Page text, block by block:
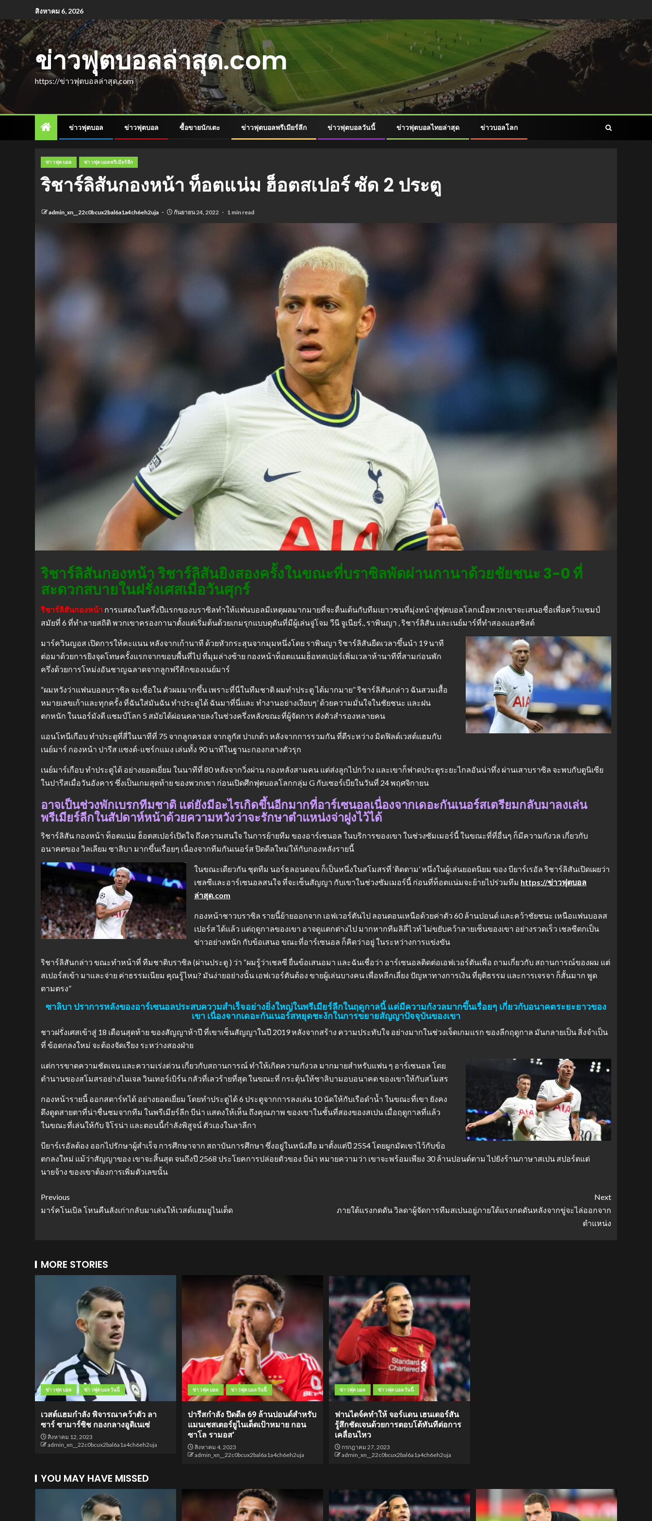
สิงหาคม 6, 2026
ข่าวฟุตบอลล่าสุด.com
https://ข่าวฟุตบอลล่าสุด.com
ข่าวฟุตบอล ข่าวฟุตบอล ซื้อขายนักเตะ ข่าวฟุตบอลพรีเมียร์ลีก ข่าวฟุตบอลวันนี้ ข่าวฟุตบอลไทยล่าสุด ข่าวบอลโลก
ข่าวฟุตบอล ข่าวฟุตบอลพรีเมียร์ลีก
ริชาร์ลิสันกองหน้า ท็อตแน่ม ฮ็อตสเปอร์ ซัด 2 ประตู
admin_xn__22c0bcux2bal6a1a4ch6eh2uja กันยายน 24, 2022 1 min read
ริชาร์ลิสันกองหน้า ริชาร์ลิสันยิงสองครั้งในขณะที่บราซิลพัดผ่านกานาด้วยชัยชนะ 3-0 ที่
สะดวกสบายในฝรั่งเศสเมื่อวันศุกร์
ริชาร์ลิสันกองหน้า การแสดงในครึ่งปีแรกของบราซิลทำให้แฟนบอลมีเหตุผลมากมายที่จะตื่นเต้นกับทีมเยาวชนที่มุ่งหน้าสู่ฟุตบอลโลกเมื่อพวกเขาจะเสนอชื่อเพื่อคว้าแชมป์
สมัยที่ 6 ที่ทำลายสถิติ พวกเขาครองกานาตั้งแต่เริ่มต้นด้วยเกมรุกแบบดุดันที่มีผู้เล่นจู่โจม วีนี จูเนียร์., ราพินญา , ริชาร์ลิสัน และเนย์มาร์ที่ทำสองแอสซิสต์
มาร์ควินญอส เปิดการให้คะแนน หลังจากเก้านาที ด้วยหัวกระสุนจากมุมหนึ่งโดย ราพินญา ริชาร์ลิสันยืดเวลาขึ้นนำ 19 นาที
ต่อมาด้วยการยิงจุดโทษครั้งแรกจากขอบพื้นที่ไป ที่มุมล่างซ้าย กองหน้าท็อตแนมฮ็อทสเปอร์เพิ่มเวลาห้านาทีที่สามก่อนพัก
ครึ่งด้วยการโหม่งอันชาญฉลาดจากลูกฟรีคิกของเนย์มาร์
“ผมหวังว่าแฟนบอลบราซิล จะเชื่อใน ตัวผมมากขึ้น เพราะที่นี่ในทีมชาติ ผมทำประตู ได้มากมาย” ริชาร์ลิสันกล่าว ฉันสวมเสื้อ
หมายเลขเก้าและทุกครั้ง ที่ฉันใส่มันฉัน ทำประตูได้ ฉันมาที่นี่และ ทำงานอย่างเงียบๆ’ ด้วยความมั่นใจในชัยชนะ และฝน
ตกหนัก ในนอร์มังดี แชมป์โลก 5 สมัยได้ผ่อนคลายลงในช่วงครึ่งหลังขณะที่ผู้จัดการ ส่งตัวสำรองหลายคน
แอนโทนีเกือบ ทำประตูที่สี่ในนาทีที่ 75 จากลูกครอส จากลูกัส ปาเกต้า หลังจากการรวมกัน ที่ดีระหว่าง มิดฟิลด์เวสต์แฮมกับ
เนย์มาร์ กองหน้า ปารีส แซงต์-แชร์กแมง เล่นทั้ง 90 นาทีในฐานะกองกลางตัวรุก
เนย์มาร์เกือบ ทำประตูได้ อย่างยอดเยี่ยม ในนาทีที่ 80 หลังจากวิ่งผ่าน กองหลังสามคน แต่ส่งลูกไปกว้าง และเขาก็ฟาดประตูระยะไกลอันน่าทึ่ง ผ่านเสาบราซิล จะพบกับตูนิเซีย
ในปารีสเมื่อวันอังคาร ซึ่งเป็นเกมสุดท้าย ของพวกเขา ก่อนเปิดศึกฟุตบอลโลกกลุ่ม G กับเซอร์เบียในวันที่ 24 พฤศจิกายน
อาจเป็นช่วงพักเบรกทีมชาติ แต่ยังมีอะไรเกิดขึ้นอีกมากที่อาร์เซนอลเนื่องจากเดอะกันเนอร์สเตรียมกลับมาลงเล่น
พรีเมียร์ลีกในสัปดาห์หน้าด้วยความหวังว่าจะรักษาตำแหน่งจ่าฝูงไว้ได้
ริชาร์ลิสัน กองหน้า ท็อตแน่ม ฮ็อตสเปอร์เปิดใจ ถึงความสนใจ ในการย้ายทีม ของอาร์เซนอล ในบริการของเขา ในช่วงซัมเมอร์นี้ ในขณะที่ที่อื่นๆ ก็มีความกังวล เกี่ยวกับ
อนาคตของ วิลเลียม ซาลิบา มากขึ้นเรื่อยๆ เนื่องจากทีมกันเนอร์ส ปิดดีลใหม่ให้กับกองหลังรายนี้
ในขณะเดียวกัน ชุดทีม นอร์ธลอนดอน ก็เป็นหนึ่งในสโมสรที่ ‘ติดตาม’ หนึ่งในผู้เล่นยอดนิยม ของ บียาร์เรอัล ริชาร์ลิสันเปิดเผยว่า
เชลซีและอาร์เซนอลสนใจ ที่จะเซ็นสัญญา กับเขาในช่วงซัมเมอร์นี้ ก่อนที่ท็อตแน่มจะย้ายไปร่วมทีม https://ข่าวฟุตบอล
ล่าสุด.com
กองหน้าชาวบราซิล รายนี้ย้ายออกจาก เอฟเวอร์ตันไป ลอนดอนเหนือด้วยค่าตัว 60 ล้านปอนด์ และคว้าชัยชนะ เหนือแฟนบอลส
เปอร์ส ได้แล้ว แต่ฤดูกาลของเขา อาจดูแตกต่างไป มากหากทีมลิลี่ไวท์ ไม่ขยับคว้าลายเซ็นของเขา อย่างรวดเร็ว เชลซีตกเป็น
ข่าวอย่างหนัก กับข้อเสนอ ขณะที่อาร์เซนอล ก็คิดว่าอยู่ ในระหว่างการแข่งขัน
ริชาร์ลิสันกล่าว ขณะทำหน้าที่ ทีมชาติบราซิล (ผ่านประตู ) ว่า “ผมรู้ว่าเชลซี ยื่นข้อเสนอมา และฉันเชื่อว่า อาร์เซนอลติดต่อเอฟเวอร์ตันเพื่อ ถามเกี่ยวกับ สถานการณ์ของผม แต่
สเปอร์สเข้า มาและจ่าย ค่าธรรมเนียม คุณรู้ไหม? มันง่ายอย่างนั้น เอฟเวอร์ตันต้อง ขายผู้เล่นบางคน เพื่อหลีกเลี่ยง ปัญหาทางการเงิน ที่ยุติธรรม และการเจรจา ก็สั้นมาก พูด
ตามตรง”
ซาลิบา ปราการหลังของอาร์เซนอลประสบความสำเร็จอย่างยิ่งใหญ่ในพรีเมียร์ลีกในฤดูกาลนี้ แต่มีความกังวลมากขึ้นเรื่อยๆ เกี่ยวกับอนาคตระยะยาวของ
เขา เนื่องจากเดอะกันเนอร์สหยุดชะงักในการขยายสัญญาปัจจุบันของเขา
ชาวฝรั่งเศสเข้าสู่ 18 เดือนสุดท้าย ของสัญญาห้าปี ที่เขาเซ็นสัญญาในปี 2019 หลังจากสร้าง ความประทับใจ อย่างมากในช่วงเจ็ดเกมแรก ของลีกฤดูกาล มันกลายเป็น สิ่งจำเป็น
ที่ ข้อตกลงใหม่ จะต้องจัดเรียง ระหว่างสองฝ่าย
แต่การขาดความชัดเจน และความเร่งด่วน เกี่ยวกับสถานการณ์ ทำให้เกิดความกังวล มากมายสำหรับแฟน ๆ อาร์เซนอล โดย
ตำนานของสโมสรอย่างไนเจล วินเทอร์เบิร์น กลัวที่เลวร้ายที่สุด ในขณะที่ กระตุ้นให้ซาลิบามอบอนาคต ของเขาให้กับสโมสร
กองหน้ารายนี้ ออกสตาร์ทได้ อย่างยอดเยี่ยม โดยทำประตูได้ 6 ประตูจากการลงเล่น 10 นัดให้กับเรือดำน้ำ ในขณะที่เขา ยังคง
ดึงดูดสายตาที่น่าชื่นชมจากทีม ในพรีเมียร์ลีก บีน่า แสดงให้เห็น ถึงคุณภาพ ของเขาในชั้นที่สองของสเปน เมื่อฤดูกาลที่แล้ว
ในขณะที่เล่นให้กับ จิโรน่า และตอนนี้กำลังพิสูจน์ ตัวเองในลาลีกา
บียาร์เรอัลต้อง ออกไปรักษาผู้สำเร็จ การศึกษาจาก สถาบันการศึกษา ซึ่งอยู่ในหนังสือ มาตั้งแต่ปี 2554 โดยผูกมัดเขาไว้กับข้อ
ตกลงใหม่ แม้ว่าสัญญาของ เขาจะสิ้นสุด จนถึงปี 2568 ประโยคการปล่อยตัวของ บีน่า หมายความว่า เขาจะพร้อมเพียง 30 ล้านปอนด์ตาม ไปยังร้านภาษาสเปน สปอร์ตแต่
นายจ้าง ของเขาต้องการเพิ่มตัวเลขนั้น
Previous
มาร์คโนเบิล โหนคืนลังเก่ากลับมาเล่นให้เวสต์แฮมยูไนเต็ด
Next
ภายใต้แรงกดดัน วิลดาผู้จัดการทีมสเปนอยู่ภายใต้แรงกดดันหลังจากขู่จะไล่ออกจาก
ตำแหน่ง
MORE STORIES
ข่าวฟุตบอล ข่าวฟุตบอลวันนี้
เวสต์แฮมกำลัง พิจารณาคว้าตัว ลา
ซาร์ ซามาร์ซิช กองกลางอูดิเนเซ่
สิงหาคม 12, 2023
admin_xn__22c0bcux2bal6a1a4ch6eh2uja
ข่าวฟุตบอล ข่าวฟุตบอลวันนี้
ปารีสกำลัง ปิดดีล 69 ล้านปอนด์สำหรับ
แมนเชสเตอร์ยูไนเต็ดเป้าหมาย กอน
ซาโล รามอส’
สิงหาคม 4, 2023
admin_xn__22c0bcux2bal6a1a4ch6eh2uja
ข่าวฟุตบอล ข่าวฟุตบอลวันนี้
ฟานไดจ์คทำให้ จอร์แดน เฮนเดอร์สัน
รู้สึกชัดเจนด้วยการตอบโต้ทันทีต่อการ
เคลื่อนไหว
กรกฎาคม 27, 2023
admin_xn__22c0bcux2bal6a1a4ch6eh2uja
YOU MAY HAVE MISSED